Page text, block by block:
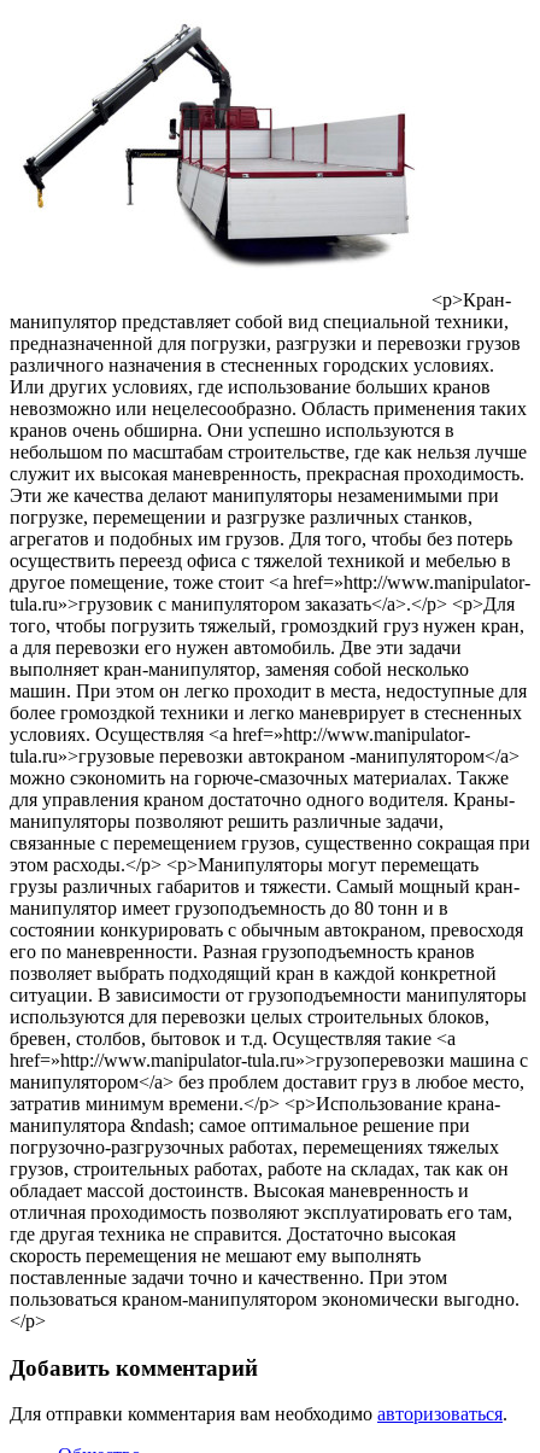
<p>Кран-
манипулятор представляет собой вид специальной техники,
предназначенной для погрузки, разгрузки и перевозки грузов
различного назначения в стесненных городских условиях.
Или других условиях, где использование больших кранов
невозможно или нецелесообразно. Область применения таких
кранов очень обширна. Они успешно используются в
небольшом по масштабам строительстве, где как нельзя лучше
служит их высокая маневренность, прекрасная проходимость.
Эти же качества делают манипуляторы незаменимыми при
погрузке, перемещении и разгрузке различных станков,
агрегатов и подобных им грузов. Для того, чтобы без потерь
осуществить переезд офиса с тяжелой техникой и мебелью в
другое помещение, тоже стоит <a href=»http://www.manipulator-
tula.ru»>грузовик с манипулятором заказать</a>.</p> <p>Для
того, чтобы погрузить тяжелый, громоздкий груз нужен кран,
а для перевозки его нужен автомобиль. Две эти задачи
выполняет кран-манипулятор, заменяя собой несколько
машин. При этом он легко проходит в места, недоступные для
более громоздкой техники и легко маневрирует в стесненных
условиях. Осуществляя <a href=»http://www.manipulator-
tula.ru»>грузовые перевозки автокраном -манипулятором</a>
можно сэкономить на горюче-смазочных материалах. Также
для управления краном достаточно одного водителя. Краны-
манипуляторы позволяют решить различные задачи,
связанные с перемещением грузов, существенно сокращая при
этом расходы.</p> <p>Манипуляторы могут перемещать
грузы различных габаритов и тяжести. Самый мощный кран-
манипулятор имеет грузоподъемность до 80 тонн и в
состоянии конкурировать с обычным автокраном, превосходя
его по маневренности. Разная грузоподъемность кранов
позволяет выбрать подходящий кран в каждой конкретной
ситуации. В зависимости от грузоподъемности манипуляторы
используются для перевозки целых строительных блоков,
бревен, столбов, бытовок и т.д. Осуществляя такие <a
href=»http://www.manipulator-tula.ru»>грузоперевозки машина с
манипулятором</a> без проблем доставит груз в любое место,
затратив минимум времени.</p> <p>Использование крана-
манипулятора &ndash; самое оптимальное решение при
погрузочно-разгрузочных работах, перемещениях тяжелых
грузов, строительных работах, работе на складах, так как он
обладает массой достоинств. Высокая маневренность и
отличная проходимость позволяют эксплуатировать его там,
где другая техника не справится. Достаточно высокая
скорость перемещения не мешают ему выполнять
поставленные задачи точно и качественно. При этом
пользоваться краном-манипулятором экономически выгодно.
</p>
Добавить комментарий
Для отправки комментария вам необходимо авторизоваться.